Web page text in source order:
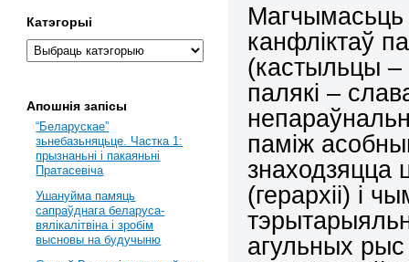
канфліктаў
(кастыльцы
палякі –
паміж
знаходзяцца
(герархіі) і
агульных рыс
Катэгорыі
Апошнія запісы
“Беларускае”
зьнебазьняцьце. Частка 1:
прызнаньні і пакаяньні
Пратасевіча
Ушануйма памяць
сапраўднага беларуса-
вялікалітвіна і зробім
высновы на будучыню